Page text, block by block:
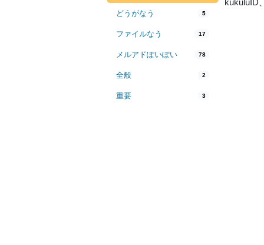
どうがなう 5
ファイルなう 17
メルアドぽいぽい 78
全般 2
重要 3
kukuluID